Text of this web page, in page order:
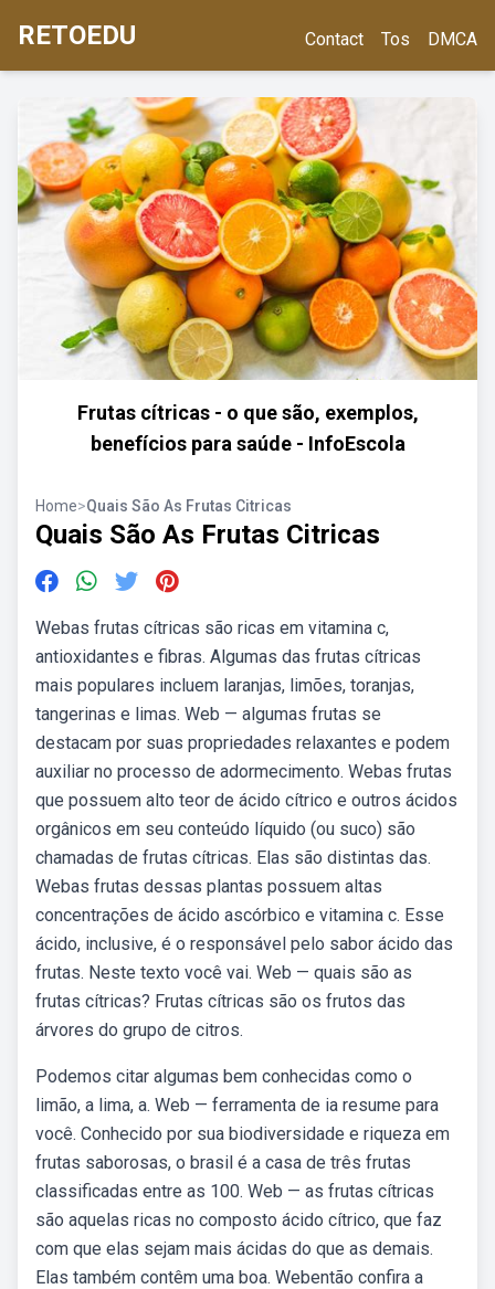
RETOEDU Contact Tos DMCA
Frutas cítricas - o que são, exemplos,
benefícios para saúde - InfoEscola
Home>Quais São As Frutas Citricas
Quais São As Frutas Citricas
Webas frutas cítricas são ricas em vitamina c,
antioxidantes e fibras. Algumas das frutas cítricas
mais populares incluem laranjas, limões, toranjas,
tangerinas e limas. Web — algumas frutas se
destacam por suas propriedades relaxantes e podem
auxiliar no processo de adormecimento. Webas frutas
que possuem alto teor de ácido cítrico e outros ácidos
orgânicos em seu conteúdo líquido (ou suco) são
chamadas de frutas cítricas. Elas são distintas das.
Webas frutas dessas plantas possuem altas
concentrações de ácido ascórbico e vitamina c. Esse
ácido, inclusive, é o responsável pelo sabor ácido das
frutas. Neste texto você vai. Web — quais são as
frutas cítricas? Frutas cítricas são os frutos das
árvores do grupo de citros.
Podemos citar algumas bem conhecidas como o
limão, a lima, a. Web — ferramenta de ia resume para
você. Conhecido por sua biodiversidade e riqueza em
frutas saborosas, o brasil é a casa de três frutas
classificadas entre as 100. Web — as frutas cítricas
são aquelas ricas no composto ácido cítrico, que faz
com que elas sejam mais ácidas do que as demais.
Elas também contêm uma boa. Webentão confira a